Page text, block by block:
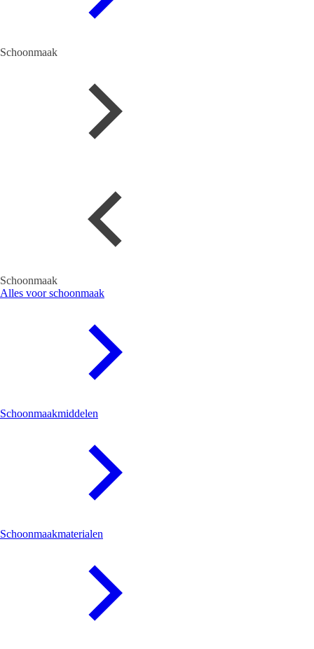
Schoonmaak
Schoonmaak
Alles voor schoonmaak
Schoonmaakmiddelen
Schoonmaakmaterialen